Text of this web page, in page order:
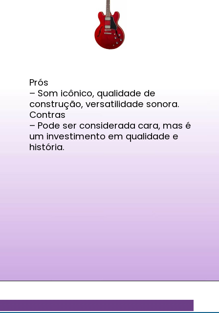
Prós
– Som icônico, qualidade de
construção, versatilidade sonora.
Contras
– Pode ser considerada cara, mas é
um investimento em qualidade e
história.